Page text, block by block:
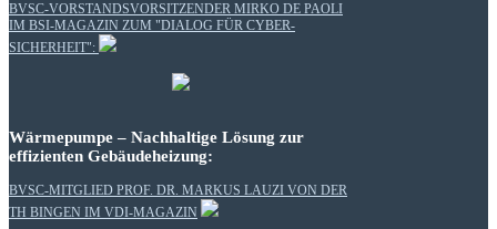
BVSC-VORSTANDSVORSITZENDER MIRKO DE PAOLI
IM BSI-MAGAZIN ZUM "DIALOG FÜR CYBER-
SICHERHEIT":
Wärmepumpe – Nachhaltige Lösung zur
effizienten Gebäudeheizung:
BVSC-MITGLIED PROF. DR. MARKUS LAUZI VON DER
TH BINGEN IM VDI-MAGAZIN